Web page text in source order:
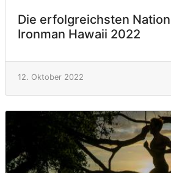
Die erfolgreichsten
Ironman Hawaii 2022
12. Oktober 2022